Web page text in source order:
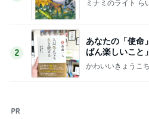
かわいいきょうこ
3